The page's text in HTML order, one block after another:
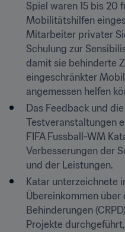
Spiel waren 15 bis 20
Mobilitätshilfen
Mitarbeiter privater
Schulung zur
damit sie behinderte
eingeschränkter
angemessen helfen
Das Feedback und
Testveranstaltungen
FIFA Fussball-WM
Verbesserungen der
und der Leistungen.
Katar unterzeichnete
Übereinkommen
Behinderungen
Projekte